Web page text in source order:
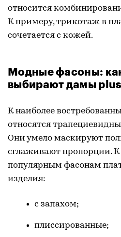
относится
К примеру, трикотаж в
сочетается с кожей.
Модные фасоны:
выбирают дамы
К наиболее
относятся
Они умело маскируют
сглаживают пропорции.
популярным фасонам
изделия:
с запахом;
плиссированные;